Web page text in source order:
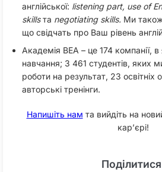
англійської: listening part, use of
skillsта negotiating skills. Ми
що свідчать про Ваш рівень
Академія BEA – це 174 компанії,
навчання; 3 461 студентів, яких
роботи на результат, 23 освітніх
авторські тренінги.
Напишіть нам та вийдіть на
кар’єрі!